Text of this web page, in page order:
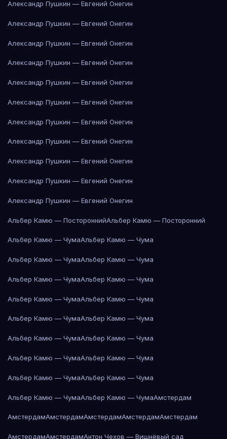
Александр Пушкин — Евгений Онегин
Александр Пушкин — Евгений Онегин
Александр Пушкин — Евгений Онегин
Александр Пушкин — Евгений Онегин
Александр Пушкин — Евгений Онегин
Александр Пушкин — Евгений Онегин
Александр Пушкин — Евгений Онегин
Александр Пушкин — Евгений Онегин
Александр Пушкин — Евгений Онегин
Александр Пушкин — Евгений Онегин
Александр Пушкин — Евгений Онегин
Альбер Камю — ПостороннийАльбер Камю — Посторонний
Альбер Камю — ЧумаАльбер Камю — Чума
Альбер Камю — ЧумаАльбер Камю — Чума
Альбер Камю — ЧумаАльбер Камю — Чума
Альбер Камю — ЧумаАльбер Камю — Чума
Альбер Камю — ЧумаАльбер Камю — Чума
Альбер Камю — ЧумаАльбер Камю — Чума
Альбер Камю — ЧумаАльбер Камю — Чума
Альбер Камю — ЧумаАльбер Камю — Чума
Альбер Камю — ЧумаАльбер Камю — ЧумаАмстердам
АмстердамАмстердамАмстердамАмстердамАмстердам
АмстердамАмстердамАнтон Чехов — Вишнёвый сад